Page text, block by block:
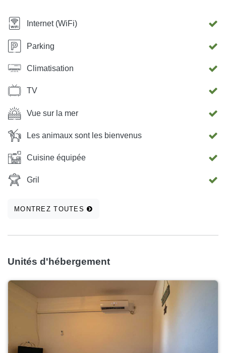
Internet (WiFi)
Parking
Climatisation
TV
Vue sur la mer
Les animaux sont les bienvenus
Cuisine équipée
Gril
MONTREZ TOUTES
Unités d'hébergement